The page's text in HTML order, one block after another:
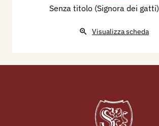
Senza titolo (Signora dei gatti)
Visualizza scheda